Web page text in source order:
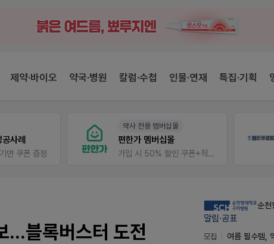
제약·바이오 약국·병원 칼럼·수첩 인물·연재 특집·기획
가입 시 50% 할인 쿠폰+적립금까지!
팜리쿠르트
퀴즈 참여시 룰렛쿠폰
...블록버스터 도전
알림·공표
모집
여름 필수템,